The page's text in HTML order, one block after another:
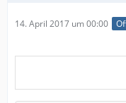
14. April 2017 um 00:00